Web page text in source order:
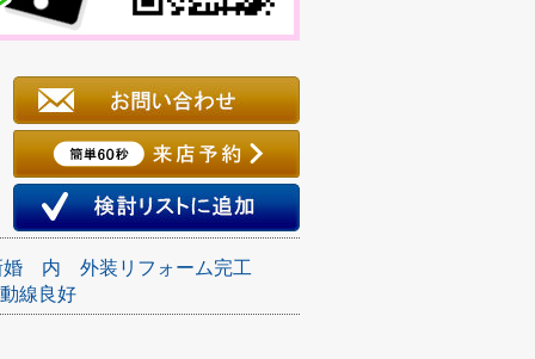
婚 内
外装リフォーム完工
線良好